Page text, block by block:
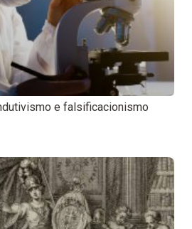
e falsificacionismo